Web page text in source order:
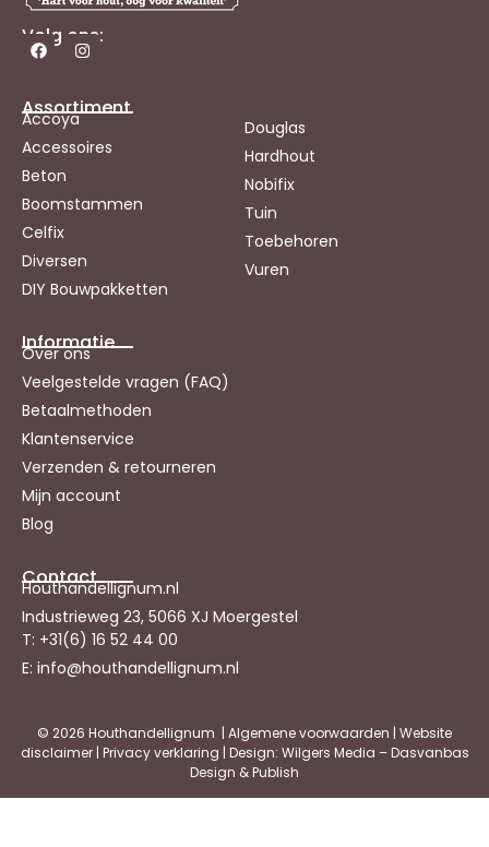
Volg ons:
Assortiment
Accoya
Accessoires
Beton
Boomstammen
Celfix
Diversen
DIY Bouwpakketten
Douglas
Hardhout
Nobifix
Tuin
Toebehoren
Vuren
Informatie
Over ons
Veelgestelde vragen (FAQ)
Betaalmethoden
Klantenservice
Verzenden & retourneren
Mijn account
Blog
Contact
Houthandellignum.nl
Industrieweg 23, 5066 XJ Moergestel
T: +31(6) 16 52 44 00
E: info@houthandellignum.nl
© 2026 Houthandellignum | Algemene voorwaarden | Website
disclaimer| Privacy verklaring | Design: Wilgers Media – Dasvanbas
Design & Publish